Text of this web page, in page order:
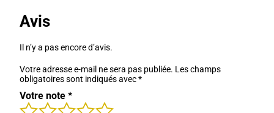
Avis
Il n’y a pas encore d’avis.
Votre adresse e-mail ne sera pas publiée. Les champs
obligatoires sont indiqués avec*
Votre note *